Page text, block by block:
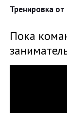
Тренировка
Пока